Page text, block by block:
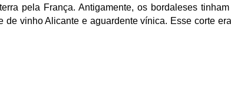
pela França. Antigamente, os bordaleses
vinho Alicante e aguardente vínica. Esse corte